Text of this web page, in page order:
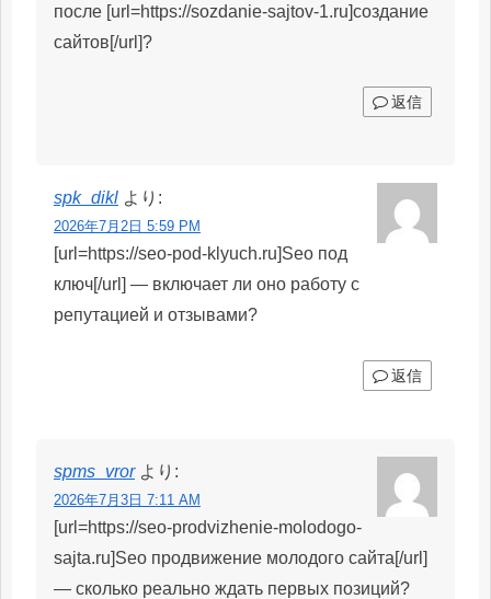
после [url=https://sozdanie-sajtov-1.ru]создание
сайтов[/url]?
返信
spk_dikl より:
2026年7月2日 5:59 PM
[url=https://seo-pod-klyuch.ru]Seo под
ключ[/url] — включает ли оно работу с
репутацией и отзывами?
返信
spms_vror より:
2026年7月3日 7:11 AM
[url=https://seo-prodvizhenie-molodogo-
sajta.ru]Seo продвижение молодого сайта[/url]
— сколько реально ждать первых позиций?